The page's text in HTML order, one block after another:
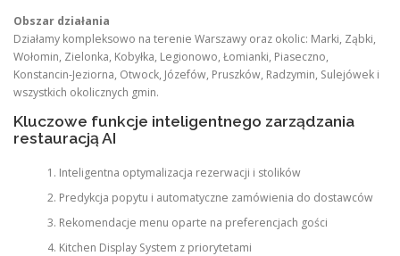
Obszar działania
Działamy kompleksowo na terenie Warszawy oraz okolic: Marki, Ząbki,
Wołomin, Zielonka, Kobyłka, Legionowo, Łomianki, Piaseczno,
Konstancin-Jeziorna, Otwock, Józefów, Pruszków, Radzymin, Sulejówek i
wszystkich okolicznych gmin.
Kluczowe funkcje inteligentnego zarządzania
restauracją AI
Inteligentna optymalizacja rezerwacji i stolików
Predykcja popytu i automatyczne zamówienia do dostawców
Rekomendacje menu oparte na preferencjach gości
Kitchen Display System z priorytetami